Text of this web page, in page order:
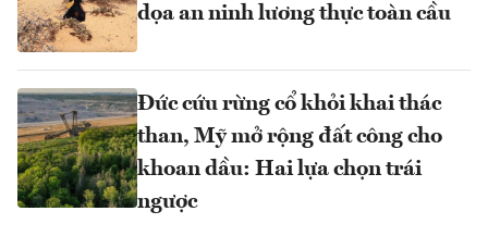
dọa an ninh lương thực toàn cầu
Đức cứu rừng cổ khỏi khai thác
than, Mỹ mở rộng đất công cho
khoan dầu: Hai lựa chọn trái
ngược